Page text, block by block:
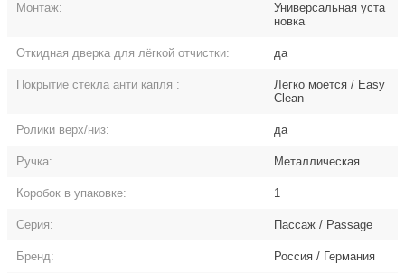
Монтаж:
Универсальная уста
новка
Откидная дверка для лёгкой отчистки: да
Покрытие стекла анти капля :
Легко моется / Easy
Clean
Ролики верх/низ: да
Ручка: Металлическая
Коробок в упаковке: 1
Серия: Пассаж / Passage
Бренд: Россия / Германия